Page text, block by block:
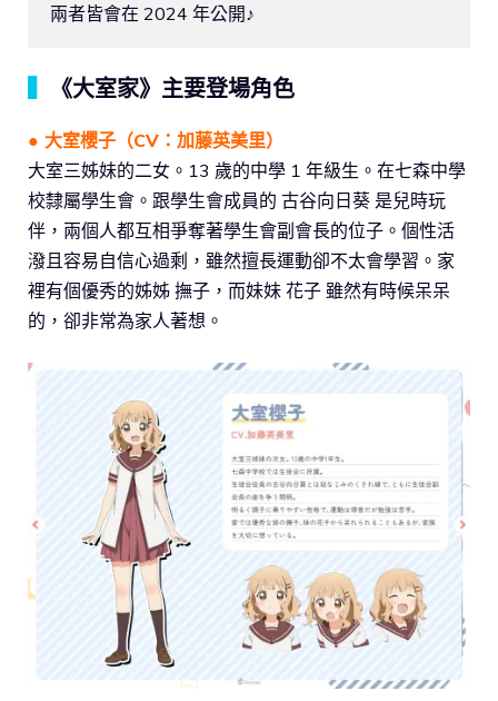
兩者皆會在 2024 年公開♪
《大室家》主要登場角色
● 大室櫻子（CV：加藤英美里）
大室三姊妹的二女。13 歲的中學 1 年級生。在七森中學
校隸屬學生會。跟學生會成員的 古谷向日葵 是兒時玩
伴，兩個人都互相爭奪著學生會副會長的位子。個性活
潑且容易自信心過剩，雖然擅長運動卻不太會學習。家
裡有個優秀的姊姊 撫子，而妹妹 花子 雖然有時候呆呆
的，卻非常為家人著想。